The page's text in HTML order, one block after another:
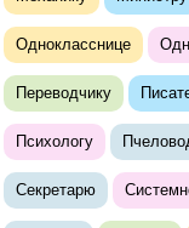
Однокласснице
Переводчику
Психологу
Секретарю